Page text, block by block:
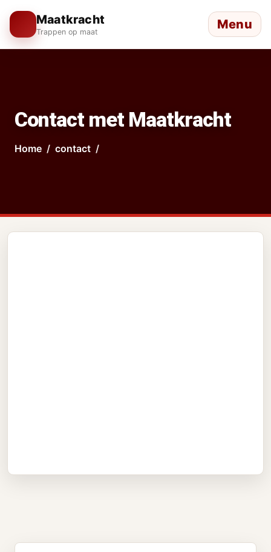
Maatkracht
Trappen op maat Menu
Contact met Maatkracht
Home contact